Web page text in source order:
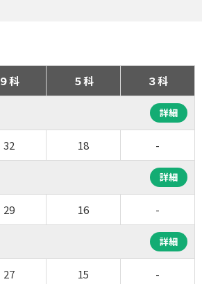
９科 ５科 ３科
詳細
32 18 -
詳細
29 16 -
詳細
27 15 -